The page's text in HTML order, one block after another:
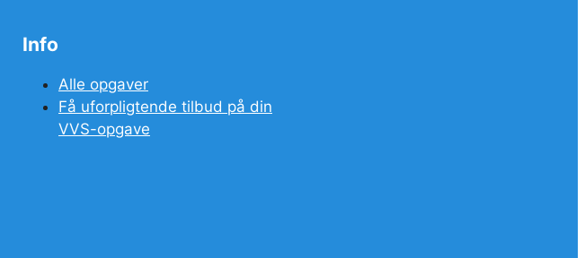
Info
Alle opgaver
Få uforpligtende tilbud på din
VVS-opgave